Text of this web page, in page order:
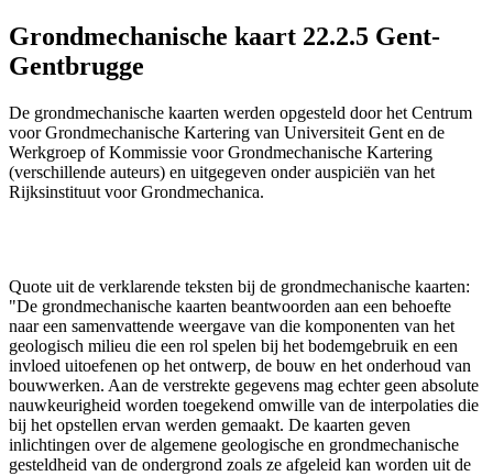
Grondmechanische kaart 22.2.5 Gent-
Gentbrugge
De grondmechanische kaarten werden opgesteld door het Centrum
voor Grondmechanische Kartering van Universiteit Gent en de
Werkgroep of Kommissie voor Grondmechanische Kartering
(verschillende auteurs) en uitgegeven onder auspiciën van het
Rijksinstituut voor Grondmechanica.
Quote uit de verklarende teksten bij de grondmechanische kaarten:
"De grondmechanische kaarten beantwoorden aan een behoefte
naar een samenvattende weergave van die komponenten van het
geologisch milieu die een rol spelen bij het bodemgebruik en een
invloed uitoefenen op het ontwerp, de bouw en het onderhoud van
bouwwerken. Aan de verstrekte gegevens mag echter geen absolute
nauwkeurigheid worden toegekend omwille van de interpolaties die
bij het opstellen ervan werden gemaakt. De kaarten geven
inlichtingen over de algemene geologische en grondmechanische
gesteldheid van de ondergrond zoals ze afgeleid kan worden uit de